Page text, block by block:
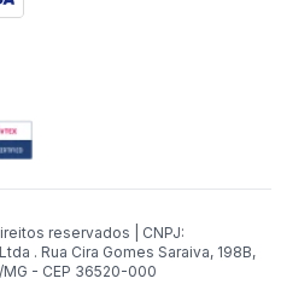
reservados | CNPJ:
. Rua Cira Gomes Saraiva, 198B,
- CEP 36520-000